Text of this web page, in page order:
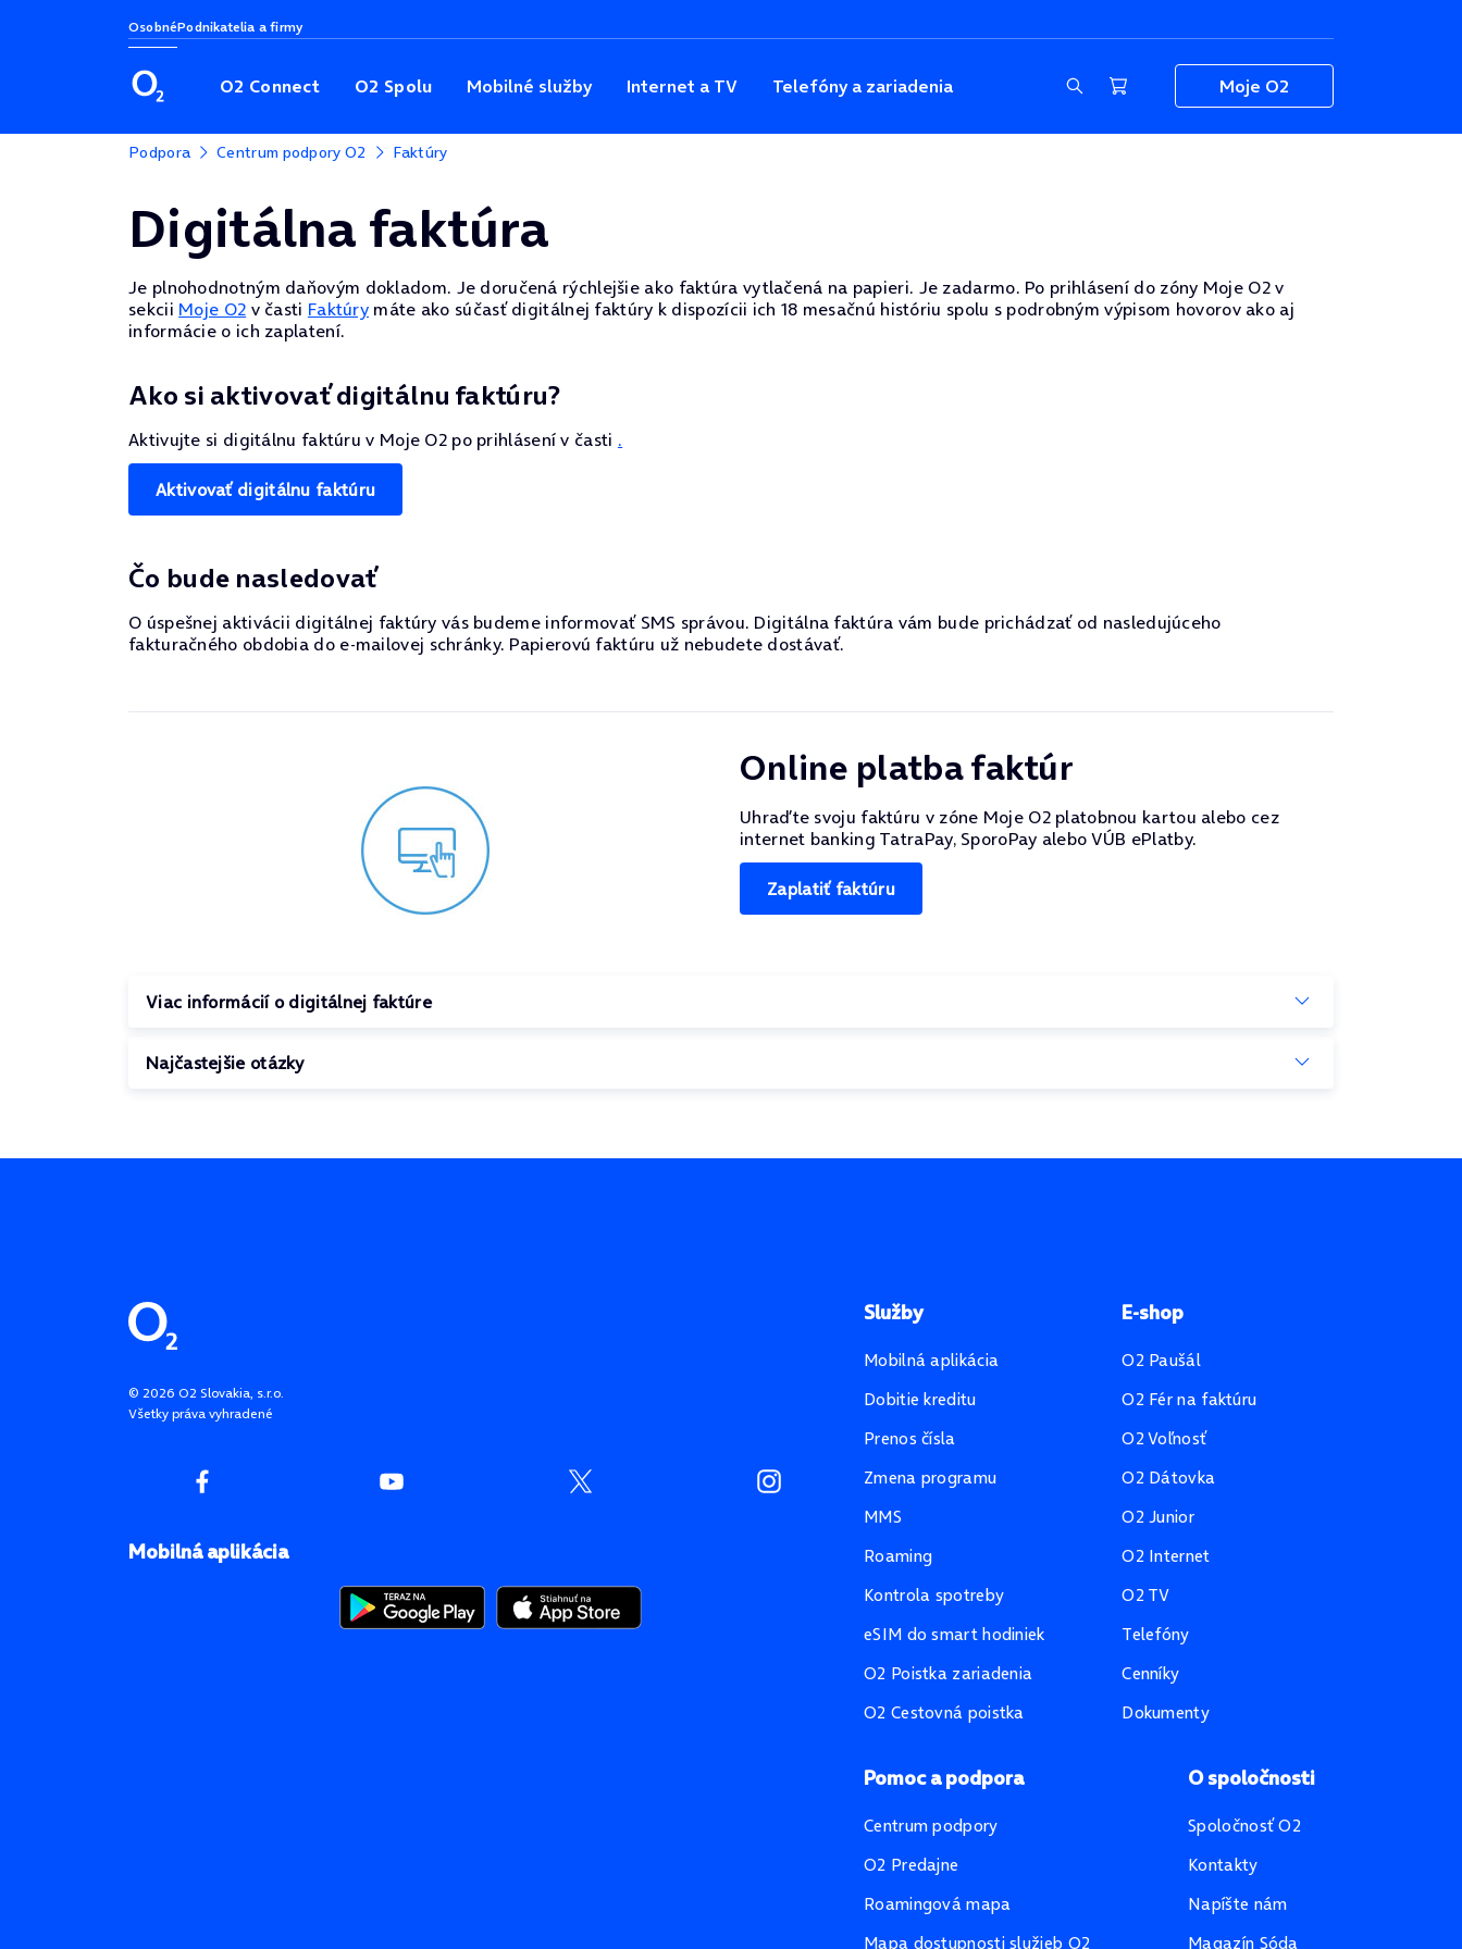
OsobnéPodnikatelia a firmy
O2 Connect O2 Spolu Mobilné služby Internet a TV Telefóny a zariadenia Moje O2
Podpora Centrum podpory O2 Faktúry
Digitálna faktúra
Je plnohodnotným daňovým dokladom. Je doručená rýchlejšie ako faktúra vytlačená na papieri. Je zadarmo. Po prihlásení do zóny Moje O2 v
sekcii Moje O2 v časti Faktúry máte ako súčasť digitálnej faktúry k dispozícii ich 18 mesačnú históriu spolu s podrobným výpisom hovorov ako aj
informácie o ich zaplatení.
Ako si aktivovať digitálnu faktúru?
Aktivujte si digitálnu faktúru v Moje O2 po prihlásení v časti .
Aktivovať digitálnu faktúru
Čo bude nasledovať
O úspešnej aktivácii digitálnej faktúry vás budeme informovať SMS správou. Digitálna faktúra vám bude prichádzať od nasledujúceho
fakturačného obdobia do e-mailovej schránky. Papierovú faktúru už nebudete dostávať.
Online platba faktúr
Uhraďte svoju faktúru v zóne Moje O2 platobnou kartou alebo cez
internet banking TatraPay, SporoPay alebo VÚB ePlatby.
Zaplatiť faktúru
Viac informácií o digitálnej faktúre
Najčastejšie otázky
Pätička stránky
© 2026 O2 Slovakia, s.r.o.
Všetky práva vyhradené
Mobilná aplikácia
Služby
Mobilná aplikácia
Dobitie kreditu
Prenos čísla
Zmena programu
MMS
Roaming
Kontrola spotreby
eSIM do smart hodiniek
O2 Poistka zariadenia
O2 Cestovná poistka
E-shop
O2 Paušál
O2 Fér na faktúru
O2 Voľnosť
O2 Dátovka
O2 Junior
O2 Internet
O2 TV
Telefóny
Cenníky
Dokumenty
Pomoc a podpora
Centrum podpory
O2 Predajne
Roamingová mapa
Mapa dostupnosti služieb O2
O spoločnosti
Spoločnosť O2
Kontakty
Napíšte nám
Magazín Sóda